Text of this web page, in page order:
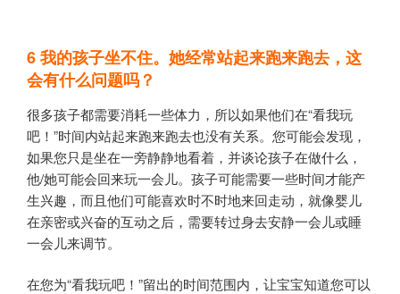
6我的孩子坐不住。她经常站起来跑来跑去，这
会有什么问题吗？
很多孩子都需要消耗一些体力，所以如果他们在“看我玩
吧！”时间内站起来跑来跑去也没有关系。您可能会发现，
如果您只是坐在一旁静静地看着，并谈论孩子在做什么，
他/她可能会回来玩一会儿。孩子可能需要一些时间才能产
生兴趣，而且他们可能喜欢时不时地来回走动，就像婴儿
在亲密或兴奋的互动之后，需要转过身去安静一会儿或睡
一会儿来调节。
在您为“看我玩吧！”留出的时间范围内，让宝宝知道您可以